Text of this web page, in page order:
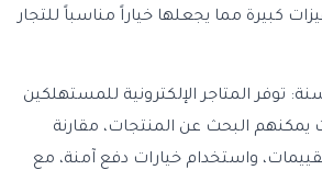
كبيرة مما يجعلها خياراً مناسباً للتجار
توفر المتاجر الإلكترونية للمستهلكين
البحث عن المنتجات، مقارنة
واستخدام خيارات دفع آمنة، مع